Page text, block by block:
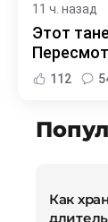
11 ч. назад
Этот
112
Как